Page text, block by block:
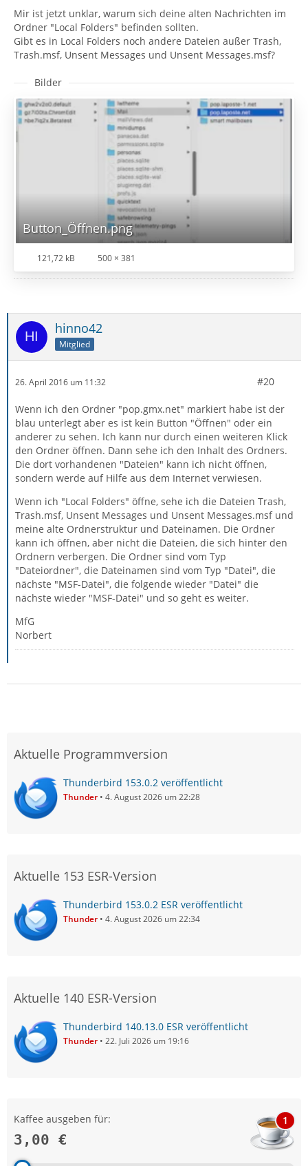
Mir ist jetzt unklar, warum sich deine alten Nachrichten im
Ordner "Local Folders" befinden sollten.
Gibt es in Local Folders noch andere Dateien außer Trash,
Trash.msf, Unsent Messages und Unsent Messages.msf?
Bilder
Button_Öffnen.png
121,72 kB 500 × 381
hinno42
Mitglied
26. April 2016 um 11:32 #20
Wenn ich den Ordner "pop.gmx.net" markiert habe ist der
blau unterlegt aber es ist kein Button "Öffnen" oder ein
anderer zu sehen. Ich kann nur durch einen weiteren Klick
den Ordner öffnen. Dann sehe ich den Inhalt des Ordners.
Die dort vorhandenen "Dateien" kann ich nicht öffnen,
sondern werde auf Hilfe aus dem Internet verwiesen.
Wenn ich "Local Folders" öffne, sehe ich die Dateien Trash,
Trash.msf, Unsent Messages und Unsent Messages.msf und
meine alte Ordnerstruktur und Dateinamen. Die Ordner
kann ich öffnen, aber nicht die Dateien, die sich hinter den
Ordnern verbergen. Die Ordner sind vom Typ
"Dateiordner", die Dateinamen sind vom Typ "Datei", die
nächste "MSF-Datei", die folgende wieder "Datei" die
nächste wieder "MSF-Datei" und so geht es weiter.
MfG
Norbert
Aktuelle Programmversion
Thunderbird 153.0.2 veröffentlicht
Thunder 4. August 2026 um 22:28
Aktuelle 153 ESR-Version
Thunderbird 153.0.2 ESR veröffentlicht
Thunder 4. August 2026 um 22:34
Aktuelle 140 ESR-Version
Thunderbird 140.13.0 ESR veröffentlicht
Thunder 22. Juli 2026 um 19:16
Kaffee ausgeben für:
3,00 €
1